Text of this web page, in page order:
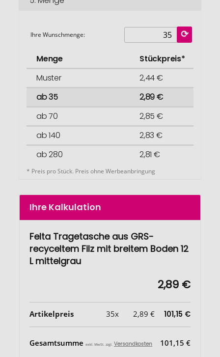
Ihre Wunschmenge:
Menge
Stückpreis*
Muster
2,44 €
ab 35
2,89 €
ab 70
2,85 €
ab 140
2,83 €
ab 280
2,81 €
* Preis pro Stück. Preis ohne Werbeanbringung
Ihre Kalkulation
Felta Tragetasche aus GRS-
recyceltem Filz mit breitem Boden 12
L mittelgrau
2,89 €
Artikelpreis 35x 2,89 € 101,15 €
Gesamtsumme exkl. MwSt. zzgl. Versandkosten 101,15 €